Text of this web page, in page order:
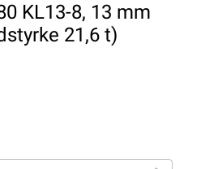
KL13-8, 13 mm
21,6 t)